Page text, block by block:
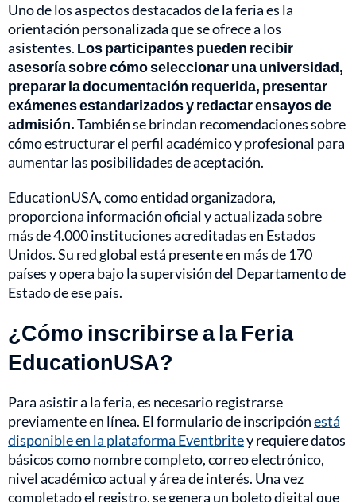
Uno de los aspectos destacados de la feria es la
orientación personalizada que se ofrece a los
asistentes. Los participantes pueden recibir
asesoría sobre cómo seleccionar una universidad,
preparar la documentación requerida, presentar
exámenes estandarizados y redactar ensayos de
admisión.También se brindan recomendaciones sobre
cómo estructurar el perfil académico y profesional para
aumentar las posibilidades de aceptación.
EducationUSA, como entidad organizadora,
proporciona información oficial y actualizada sobre
más de 4.000 instituciones acreditadas en Estados
Unidos. Su red global está presente en más de 170
países y opera bajo la supervisión del Departamento de
Estado de ese país.
¿Cómo inscribirse a la Feria
EducationUSA?
Para asistir a la feria, es necesario registrarse
previamente en línea. El formulario de inscripciónestá
disponible en la plataforma Eventbritey requiere datos
básicos como nombre completo, correo electrónico,
nivel académico actual y área de interés. Una vez
completado el registro, se genera un boleto digital que